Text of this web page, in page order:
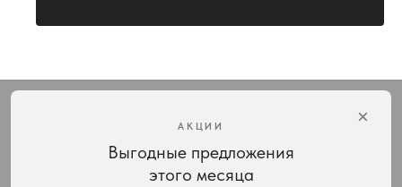
×
АКЦИИ
Выгодные предложения
этого месяца
Интернет-магазин украшений Vivienne Westwood с доставкой по всей России